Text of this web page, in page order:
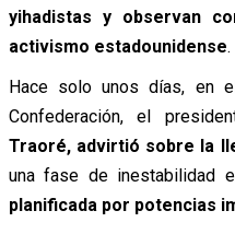
yihadistas y observan
activismo estadounidense.
Hace solo unos días, en
Confederación, el
Traoré, advirtió sobre la
una fase de inestabilidad
planificada por potencias